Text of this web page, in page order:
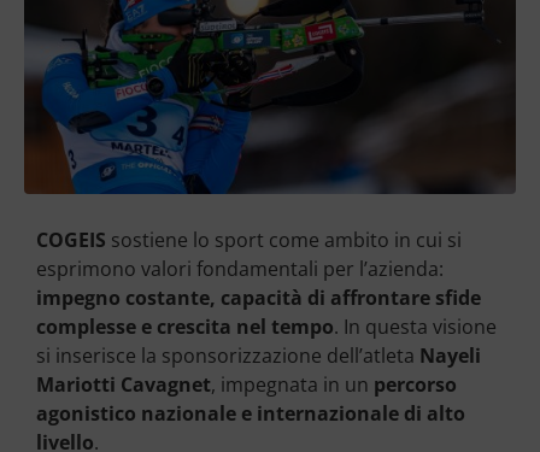
COGEIS sostiene lo sport come ambito in cui si
esprimono valori fondamentali per l’azienda:
impegno costante, capacità di affrontare sfide
complesse e crescita nel tempo. In questa visione
si inserisce la sponsorizzazione dell’atleta Nayeli
Mariotti Cavagnet, impegnata in un percorso
agonistico nazionale e internazionale di alto
livello.